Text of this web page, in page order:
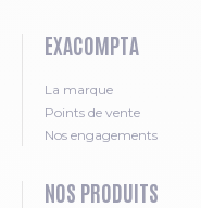
EXACOMPTA
La marque
Points de vente
Nos engagements
NOS PRODUITS